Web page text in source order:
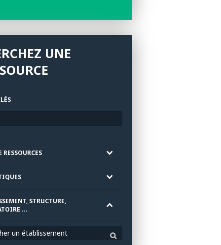
UNE
RESSOURCES
STRUCTURE,
...
un établissement